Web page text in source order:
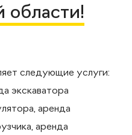
области!
следующие услуги:
экскаватора
аренда
аренда